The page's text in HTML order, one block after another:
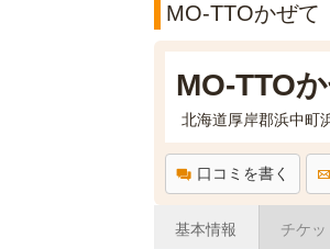
MO-TTOかぜて
MO-TTO
北海道厚岸郡浜中町
口コミを書く
基本情報 チケッ